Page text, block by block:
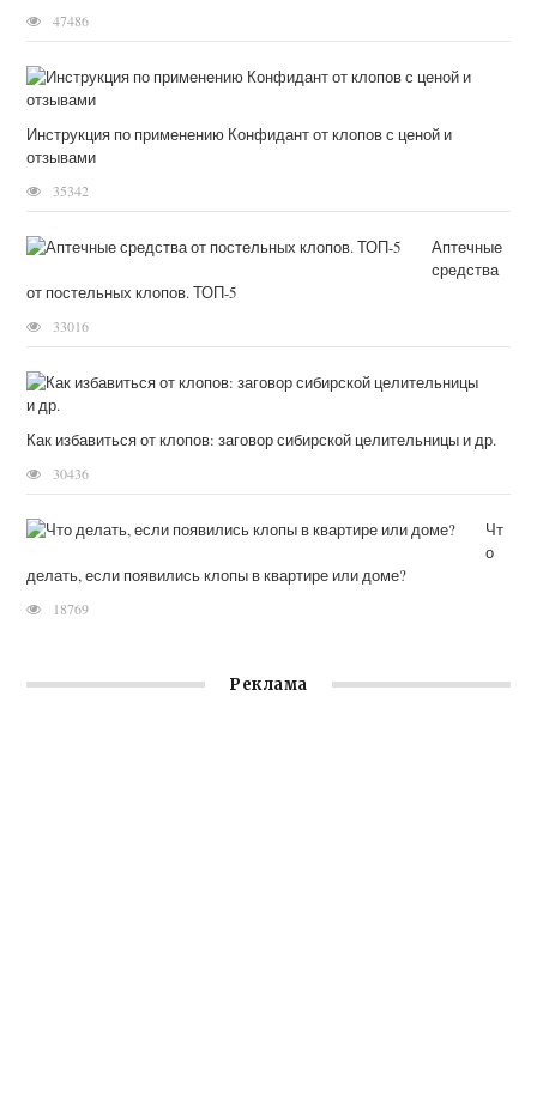
47486
Инструкция по применению Конфидант от клопов с ценой и
отзывами
35342
Аптечные
средства
от постельных клопов. ТОП-5
33016
Как избавиться от клопов: заговор сибирской целительницы и др.
30436
Чт
о
делать, если появились клопы в квартире или доме?
18769
Реклама